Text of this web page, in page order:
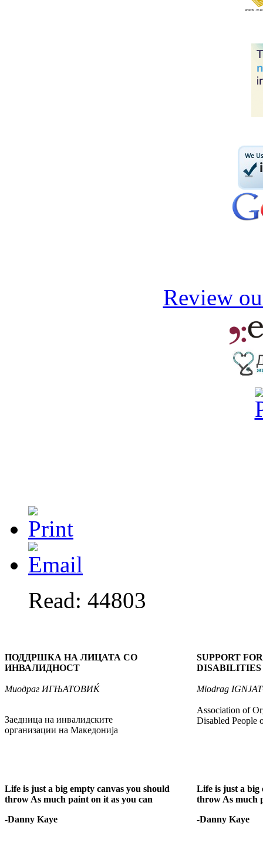
Review
Read: 44803
ПОДДРШКА НА ЛИЦАТА СО
ИНВАЛИДНОСТ
Миодраг ИГЊАТОВИЌ
Заедница на инвалидските
организации на Македонија
SUPPORT
DISABILITIES
Miodrag
Association of
Disabled People
Life is just a big empty canvas you should
throw As much paint on it as you can
-Danny Kaye
Life is just a big
throw As much
-Danny Kaye